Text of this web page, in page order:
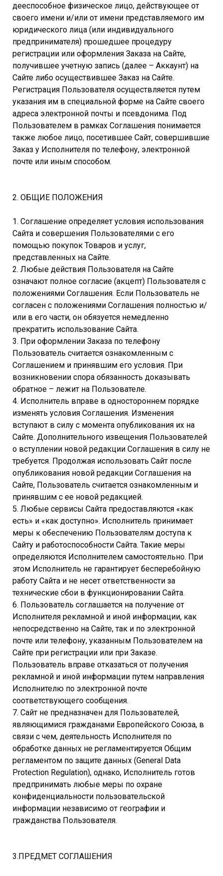
дееспособное физическое лицо, действующее от
своего имени и/или от имени представляемого им
юридического лица (или индивидуального
предпринимателя) прошедшее процедуру
регистрации или оформления Заказа на Сайте,
получившее учетную запись (далее – Аккаунт) на
Сайте либо осуществившее Заказ на Сайте.
Регистрация Пользователя осуществляется путем
указания им в специальной форме на Сайте своего
адреса электронной почты и псевдонима. Под
Пользователем в рамках Соглашения понимается
также любое лицо, посетившее Сайт, совершившие
Заказ у Исполнителя по телефону, электронной
почте или иным способом.
2. ОБЩИЕ ПОЛОЖЕНИЯ
1. Соглашение определяет условия использования
Сайта и совершения Пользователями с его
помощью покупок Товаров и услуг,
представленных на Сайте.
2. Любые действия Пользователя на Сайте
означают полное согласие (акцепт) Пользователя с
положениями Соглашения. Если Пользователь не
согласен с положениями Соглашения полностью и/
или в его части, он обязуется немедленно
прекратить использование Сайта.
3. При оформлении Заказа по телефону
Пользователь считается ознакомленным с
Соглашением и принявшим его условия. При
возникновении спора обязанность доказывать
обратное – лежит на Пользователе.
4. Исполнитель вправе в одностороннем порядке
изменять условия Соглашения. Изменения
вступают в силу с момента опубликования их на
Сайте. Дополнительного извещения Пользователей
о вступлении новой редакции Соглашения в силу не
требуется. Продолжая использовать Сайт после
опубликования новой редакции Соглашения на
Сайте, Пользователь считается ознакомленным и
принявшим с ее новой редакцией.
5. Любые сервисы Сайта предоставляются «как
есть» и «как доступно». Исполнитель принимает
меры к обеспечению Пользователям доступа к
Сайту и работоспособности Сайта. Такие меры
определяются Исполнителем самостоятельно. При
этом Исполнитель не гарантирует бесперебойную
работу Сайта и не несет ответственности за
технические сбои в функционировании Сайта.
6. Пользователь соглашается на получение от
Исполнителя рекламной и иной информации, как
непосредственно на Сайте, так и по электронной
почте или телефону, указанным Пользователем на
Сайте при регистрации или при Заказе.
Пользователь вправе отказаться от получения
рекламной и иной информации путем направления
Исполнителю по электронной почте
соответствующего сообщения.
7. Сайт не предназначен для Пользователей,
являющимися гражданами Европейского Союза, в
связи с чем, деятельность Исполнителя по
обработке данных не регламентируется Общим
регламентом по защите данных (General Data
Protection Regulation), однако, Исполнитель готов
предпринимать любые меры по охране
конфиденциальности пользовательской
информации независимо от географии и
гражданства Пользователя.
3.ПРЕДМЕТ СОГЛАШЕНИЯ